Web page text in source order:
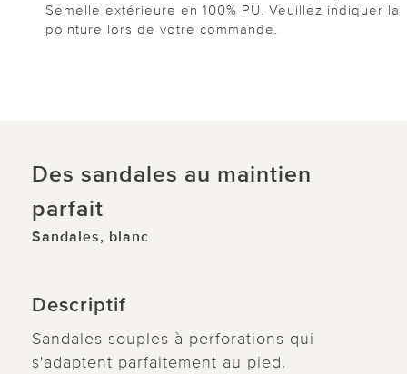
Semelle extérieure en 100% PU. Veuillez indiquer la
pointure lors de votre commande.
Des sandales au maintien
parfait
Sandales, blanc
Descriptif
Sandales souples à perforations qui
s'adaptent parfaitement au pied.